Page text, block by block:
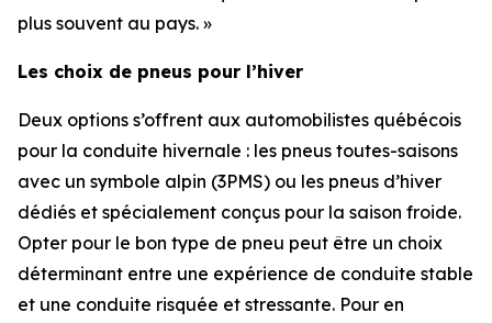
plus souvent au pays. »
Les choix de pneus pour l’hiver
Deux options s’offrent aux automobilistes québécois
pour la conduite hivernale : les pneus toutes-saisons
avec un symbole alpin (3PMS) ou les pneus d’hiver
dédiés et spécialement conçus pour la saison froide.
Opter pour le bon type de pneu peut être un choix
déterminant entre une expérience de conduite stable
et une conduite risquée et stressante. Pour en